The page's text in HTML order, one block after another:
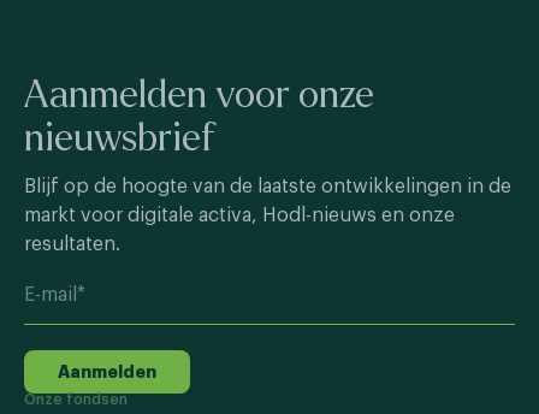
Aanmelden voor onze
nieuwsbrief
Blijf op de hoogte van de laatste ontwikkelingen in de
markt voor digitale activa, Hodl-nieuws en onze
resultaten.
Aanmelden
Onze fondsen